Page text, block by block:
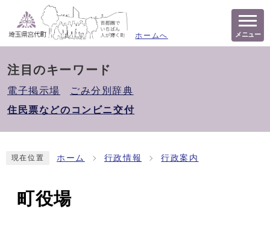
ホームへ メニュー
注目のキーワード
電子掲示場
ごみ分別辞典
住民票などのコンビニ交付
現在位置 ホーム 行政情報 行政案内
町役場